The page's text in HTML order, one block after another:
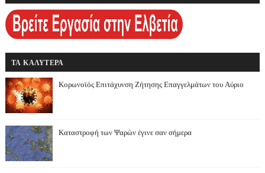
ΤΑ ΚΑΛΥΤΕΡΑ
Κορωνοϊός Επιτάχυνση Ζήτησης Επαγγελμάτων του Αύριο
Καταστροφή των Ψαρών έγινε σαν σήμερα